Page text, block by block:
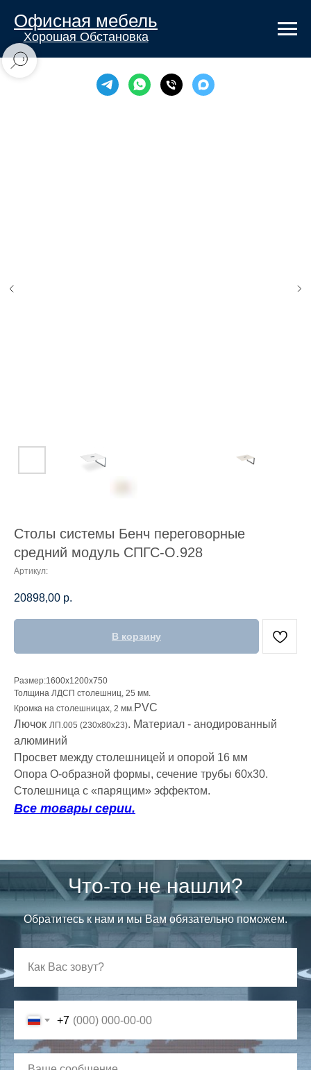
Офисная мебель
Хорошая Обстановка
Столы системы Бенч переговорные
средний модуль СПГС-О.928
Артикул:
20898,00 р.
В корзину
Размер:1600х1200х750
Толщина ЛДСП столешниц, 25 мм.
Кромка на столешницах, 2 мм.PVC
Лючок ЛП.005 (230х80х23). Материал - анодированный
алюминий
Просвет между столешницей и опорой 16 мм
Опора О-образной формы, сечение трубы 60х30.
Столешница с «парящим» эффектом.
Все товары серии.
Что-то не нашли?
Обратитесь к нам и мы Вам обязательно поможем.
+7